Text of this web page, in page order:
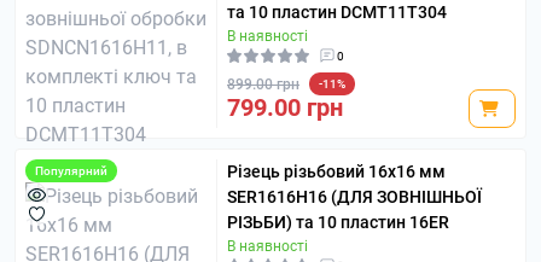
та 10 пластин DCMT11T304
В наявності
0
899.00 грн -11%
799.00 грн
Популярний
Різець різьбовий 16х16 мм
SER1616H16 (ДЛЯ ЗОВНІШНЬОЇ
РІЗЬБИ) та 10 пластин 16ER
В наявності